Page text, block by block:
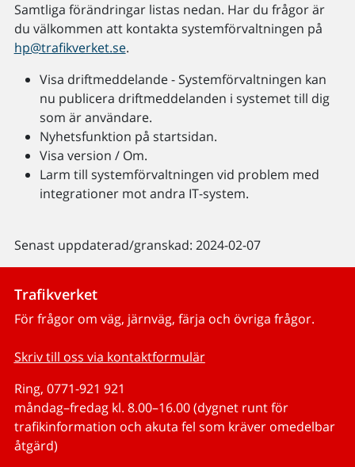
Samtliga förändringar listas nedan. Har du frågor är
du välkommen att kontakta systemförvaltningen på
hp@trafikverket.se.
Visa driftmeddelande - Systemförvaltningen kan
nu publicera driftmeddelanden i systemet till dig
som är användare.
Nyhetsfunktion på startsidan.
Visa version / Om.
Larm till systemförvaltningen vid problem med
integrationer mot andra IT-system.
Senast uppdaterad/granskad: 2024-02-07
Trafikverket
För frågor om väg, järnväg, färja och övriga frågor.
Skriv till oss via kontaktformulär
Ring, 0771-921 921
måndag–fredag kl. 8.00–16.00 (dygnet runt för
trafikinformation och akuta fel som kräver omedelbar
åtgärd)